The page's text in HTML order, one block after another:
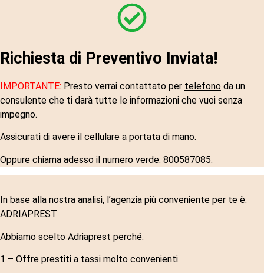
Richiesta di Preventivo Inviata!
IMPORTANTE: Presto verrai contattato per telefono da un
consulente che ti darà tutte le informazioni che vuoi senza
impegno.
Assicurati di avere il cellulare a portata di mano.
Oppure chiama adesso il numero verde: 800587085.
In base alla nostra analisi, l’agenzia più conveniente per te è:
ADRIAPREST
Abbiamo scelto Adriaprest perché:
1 – Offre prestiti a tassi molto convenienti